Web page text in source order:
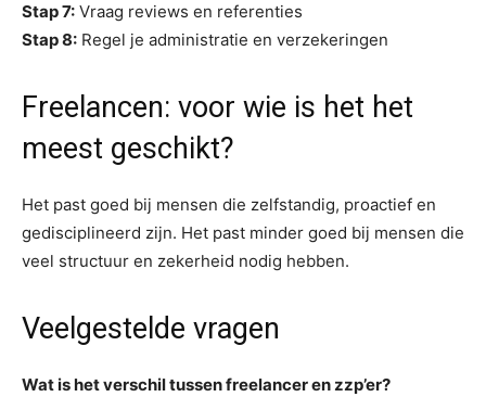
Stap 7: Vraag reviews en referenties
Stap 8: Regel je administratie en verzekeringen
Freelancen: voor wie is het het
meest geschikt?
Het past goed bij mensen die zelfstandig, proactief en
gedisciplineerd zijn. Het past minder goed bij mensen die
veel structuur en zekerheid nodig hebben.
Veelgestelde vragen
Wat is het verschil tussen freelancer en zzp’er?